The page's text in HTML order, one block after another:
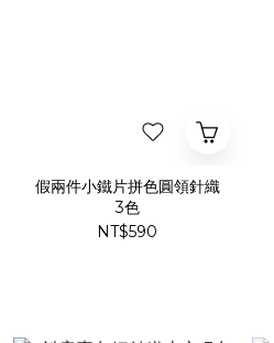
假兩件小鐵片拼色圓領針織
3色
NT$590